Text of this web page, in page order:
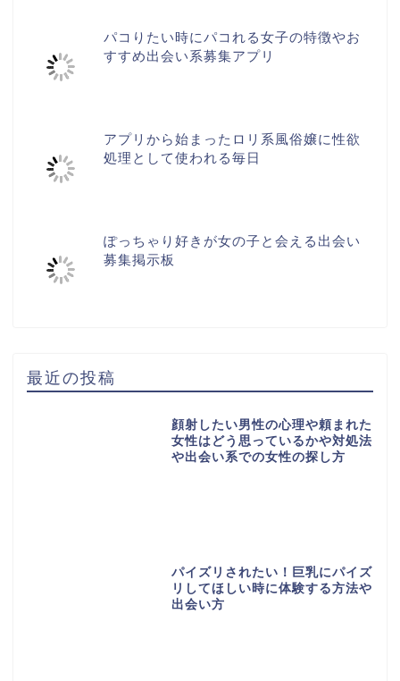
パコりたい時にパコれる女子の特徴やお
すすめ出会い系募集アプリ
アプリから始まったロリ系風俗嬢に性欲
処理として使われる毎日
ぽっちゃり好きが女の子と会える出会い
募集掲示板
最近の投稿
顔射したい男性の心理や頼まれた
女性はどう思っているかや対処法
や出会い系での女性の探し方
パイズリされたい！巨乳にパイズ
リしてほしい時に体験する方法や
出会い方